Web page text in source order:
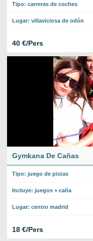
Tipo: carreras de coches
Lugar: villaviciosa de odón
40 €/Pers
Gymkana De Cañas
Tipo: juego de pistas
Incluye: juegos + caña
Lugar: centro madrid
18 €/Pers